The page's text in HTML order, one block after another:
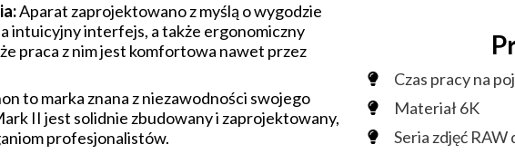
Aparat zaprojektowano z myślą o wygodzie
intuicyjny interfejs, a także ergonomiczny
praca z nim jest komfortowa nawet przez
to marka znana z niezawodności swojego
II jest solidnie zbudowany i zaprojektowany,
profesjonalistów.
Czas pracy na
Materiał 6K
Seria zdjęć